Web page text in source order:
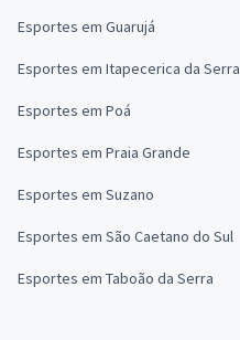
Esportes em Guarujá
Esportes em Itapecerica da Serra
Esportes em Poá
Esportes em Praia Grande
Esportes em Suzano
Esportes em São Caetano do Sul
Esportes em Taboão da Serra